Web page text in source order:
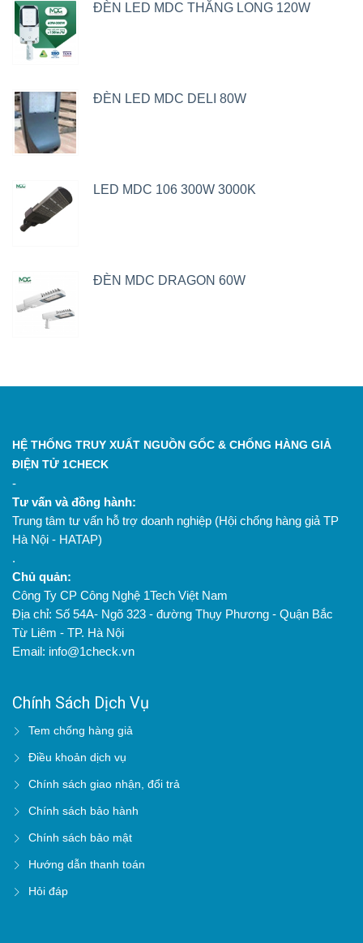
ĐÈN LED MDC THĂNG LONG 120W
ĐÈN LED MDC DELI 80W
LED MDC 106 300W 3000K
ĐÈN MDC DRAGON 60W
HỆ THỐNG TRUY XUẤT NGUỒN GỐC & CHỐNG HÀNG GIẢ
ĐIỆN TỬ 1CHECK
-
Tư vấn và đồng hành:
Trung tâm tư vấn hỗ trợ doanh nghiệp (Hội chống hàng giả TP
Hà Nội - HATAP)
.
Chủ quản:
Công Ty CP Công Nghệ 1Tech Việt Nam
Địa chỉ: Số 54A- Ngõ 323 - đường Thụy Phương - Quận Bắc
Từ Liêm - TP. Hà Nội
Email: info@1check.vn
Chính Sách Dịch Vụ
Tem chống hàng giả
Điều khoản dịch vụ
Chính sách giao nhận, đổi trả
Chính sách bảo hành
Chính sách bảo mật
Hướng dẫn thanh toán
Hỏi đáp